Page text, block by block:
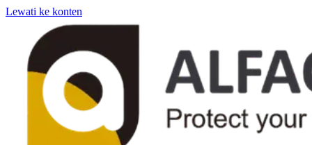
Lewati ke konten